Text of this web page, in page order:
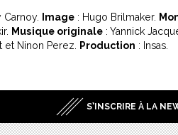
Carnoy. Image : Hugo Brilmaker.
Musique originale : Yannick
Ninon Perez.
Production : Insas.
S’INSCRIRE À LA